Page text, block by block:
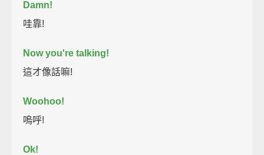
Damn!
哇靠!
Now you're talking!
這才像話嘛!
Woohoo!
嗚呼!
Ok!